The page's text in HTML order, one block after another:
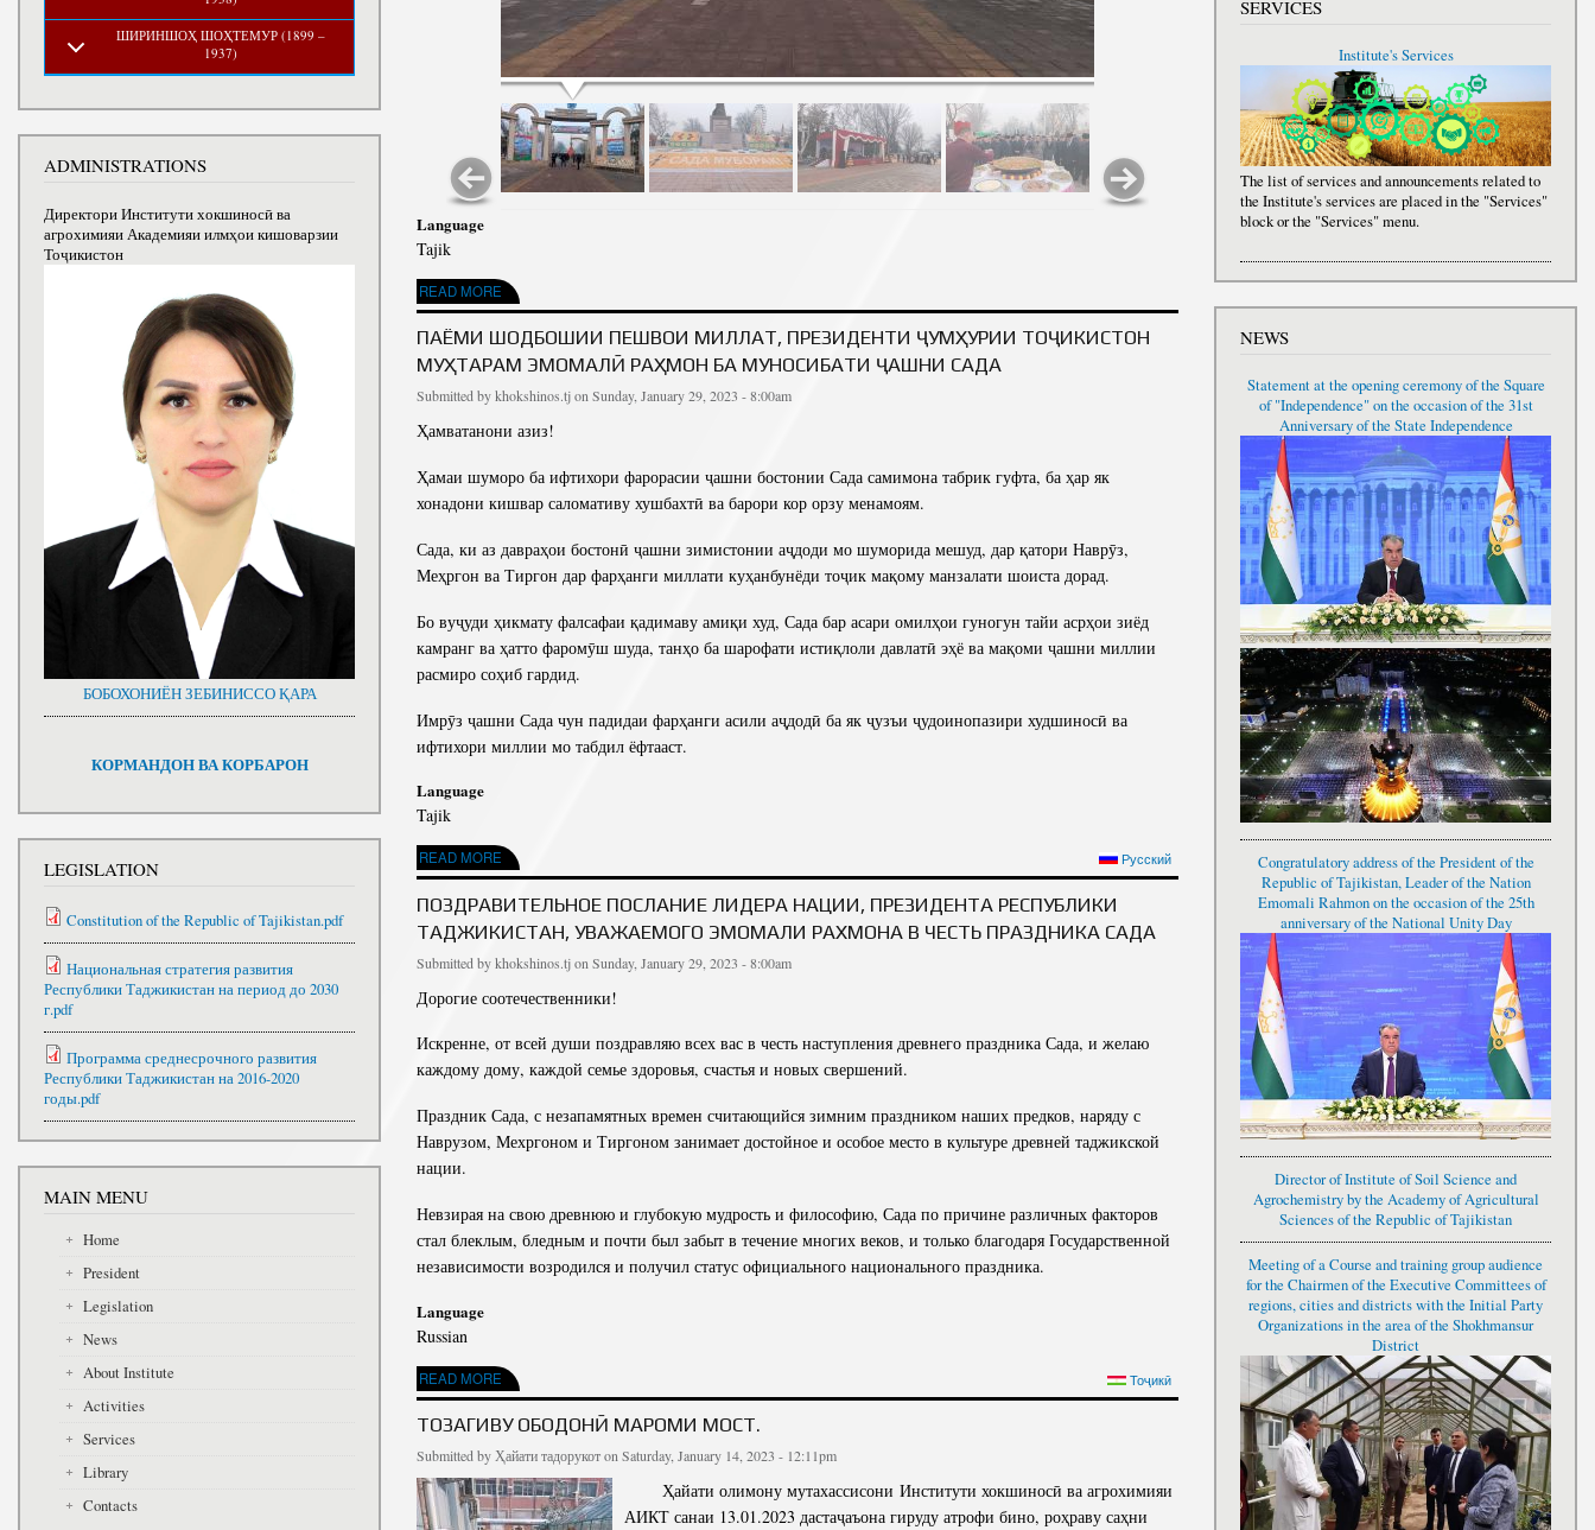
Language
Tajik
READ MORE
ABOUT ТАНТАНАИ ҶАШНИ САДА ДАР БОҒИ ҲАКИМ АБУЛҚОСИМ ФИРДАВСӢ
ПАЁМИ ШОДБОШИИ ПЕШВОИ МИЛЛАТ, ПРЕЗИДЕНТИ ҶУМҲУРИИ ТОҶИКИСТОН
МУҲТАРАМ ЭМОМАЛӢ РАҲМОН БА МУНОСИБАТИ ҶАШНИ САДА
Submitted bykhokshinos.tjon Sunday, January 29, 2023 - 8:00am
Ҳамватанони азиз!
Ҳамаи шуморо ба ифтихори фарорасии ҷашни бостонии Сада самимона табрик гуфта, ба ҳар як
хонадони кишвар саломативу хушбахтӣ ва барори кор орзу менамоям.
Сада, ки аз давраҳои бостонӣ ҷашни зимистонии аҷдоди мо шуморида мешуд, дар қатори Наврӯз,
Меҳргон ва Тиргон дар фарҳанги миллати куҳанбунёди тоҷик мақому манзалати шоиста дорад.
Бо вуҷуди ҳикмату фалсафаи қадимаву амиқи худ, Сада бар асари омилҳои гуногун тайи асрҳои зиёд
камранг ва ҳатто фаромӯш шуда, танҳо ба шарофати истиқлоли давлатӣ эҳё ва мақоми ҷашни миллии
расмиро соҳиб гардид.
Имрӯз ҷашни Сада чун падидаи фарҳанги асили аҷдодӣ ба як ҷузъи ҷудоинопазири худшиносӣ ва
ифтихори миллии мо табдил ёфтааст.
Language
Tajik
READ MORE
ABOUT ПАЁМИ ШОДБОШИИ ПЕШВОИ МИЛЛАТ, ПРЕЗИДЕНТИ ҶУМҲУРИИ ТОҶИКИСТОН МУҲТАРАМ ЭМОМАЛӢ РАҲМОН БА
МУНОСИБАТИ ҶАШНИ САДА
Русский
ПОЗДРАВИТЕЛЬНОЕ ПОСЛАНИЕ ЛИДЕРА НАЦИИ, ПРЕЗИДЕНТА РЕСПУБЛИКИ
ТАДЖИКИСТАН, УВАЖАЕМОГО ЭМОМАЛИ РАХМОНА В ЧЕСТЬ ПРАЗДНИКА САДА
Submitted bykhokshinos.tjon Sunday, January 29, 2023 - 8:00am
Дорогие соотечественники!
Искренне, от всей души поздравляю всех вас в честь наступления древнего праздника Сада, и желаю
каждому дому, каждой семье здоровья, счастья и новых свершений.
Праздник Сада, с незапамятных времен считающийся зимним праздником наших предков, наряду с
Наврузом, Мехргоном и Тиргоном занимает достойное и особое место в культуре древней таджикской
нации.
Невзирая на свою древнюю и глубокую мудрость и философию, Сада по причине различных факторов
стал блеклым, бледным и почти был забыт в течение многих веков, и только благодаря Государственной
независимости возродился и получил статус официального национального праздника.
Language
Russian
READ MORE
ABOUT ПОЗДРАВИТЕЛЬНОЕ ПОСЛАНИЕ ЛИДЕРА НАЦИИ, ПРЕЗИДЕНТА РЕСПУБЛИКИ ТАДЖИКИСТАН, УВАЖАЕМОГО
ЭМОМАЛИ РАХМОНА В ЧЕСТЬ ПРАЗДНИКА САДА
Тоҷикӣ
ТОЗАГИВУ ОБОДОНӢ МАРОМИ МОСТ.
Submitted byҲайати тадорукотon Saturday, January 14, 2023 - 12:11pm
Ҳайати олимону мутахассисони Институти хокшиносӣ ва агрохимияи
АИКТ санаи 13.01.2023 дастаҷаъона гируду атрофи бино, роҳраву саҳни
ШИРИНШОҲ ШОҲТЕМУР (1899 –
1937)
ADMINISTRATIONS
Директори Институти хокшиносӣ ва
агрохимияи Академияи илмҳои кишоварзии
Тоҷикистон
БОБОХОНИЁН ЗЕБИНИССО ҚАРА
КОРМАНДОН ВА КОРБАРОН
LEGISLATION
Constitution of the Republic of Tajikistan.pdf
Национальная стратегия развития
Республики Таджикистан на период до 2030
г.pdf
Программа среднесрочного развития
Республики Таджикистан на 2016-2020
годы.pdf
MAIN MENU
Home
President
Legislation
News
About Institute
Activities
Services
Library
Contacts
SERVICES
Institute's Services
The list of services and announcements related to
the Institute's services are placed in the "Services"
block or the "Services" menu.
NEWS
Statement at the opening ceremony of the Square
of "Independence" on the occasion of the 31st
Anniversary of the State Independence
Congratulatory address of the President of the
Republic of Tajikistan, Leader of the Nation
Emomali Rahmon on the occasion of the 25th
anniversary of the National Unity Day
Director of Institute of Soil Science and
Agrochemistry by the Academy of Agricultural
Sciences of the Republic of Tajikistan
Meeting of a Course and training group audience
for the Chairmen of the Executive Committees of
regions, cities and districts with the Initial Party
Organizations in the area of the Shokhmansur
District